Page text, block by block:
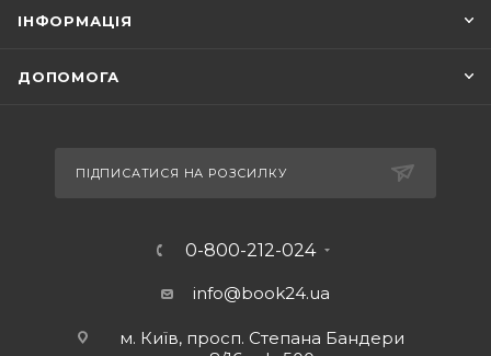
ІНФОРМАЦІЯ
ДОПОМОГА
ПІДПИСАТИСЯ НА РОЗСИЛКУ
0-800-212-024
info@book24.ua
м. Київ, просп. Степана Бандери